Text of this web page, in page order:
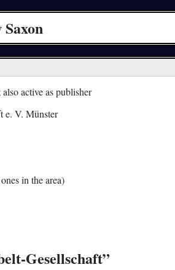
active as publisher
e. V. Münster
in the area)
Gesellschaft”